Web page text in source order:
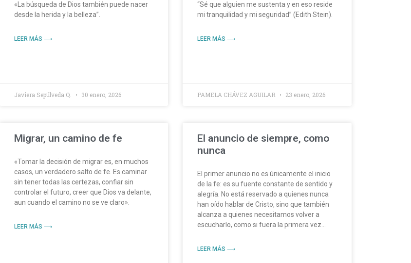
«La búsqueda de Dios también puede nacer
desde la herida y la belleza”.
LEER MÁS ⟶
Javiera Sepúlveda Q. 30 enero, 2026
“Sé que alguien me sustenta y en eso reside
mi tranquilidad y mi seguridad” (Edith Stein).
LEER MÁS ⟶
PAMELA CHÁVEZ AGUILAR 23 enero, 2026
Migrar, un camino de fe
«Tomar la decisión de migrar es, en muchos
casos, un verdadero salto de fe. Es caminar
sin tener todas las certezas, confiar sin
controlar el futuro, creer que Dios va delante,
aun cuando el camino no se ve claro».
LEER MÁS ⟶
El anuncio de siempre, como
nunca
El primer anuncio no es únicamente el inicio
de la fe: es su fuente constante de sentido y
alegría. No está reservado a quienes nunca
han oído hablar de Cristo, sino que también
alcanza a quienes necesitamos volver a
escucharlo, como si fuera la primera vez…
LEER MÁS ⟶